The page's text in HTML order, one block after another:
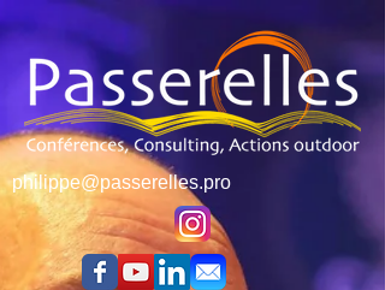
philippe@passerelles.pro